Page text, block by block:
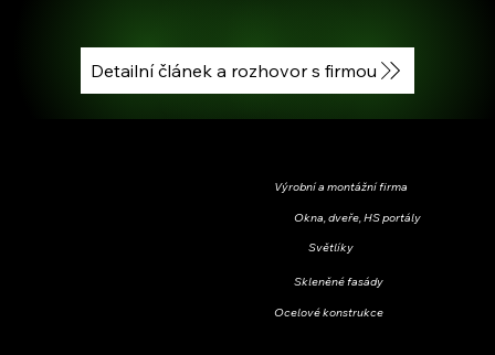
Detailní článek a rozhovor s firmou
Výrobní a montážní firma
Okna, dveře, HS portály
Světlíky
Skleněné fasády
Ocelové konstrukce